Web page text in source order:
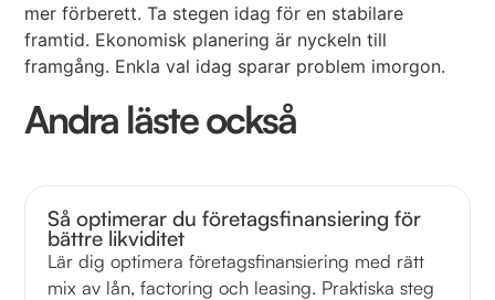
mer förberett. Ta stegen idag för en stabilare
framtid. Ekonomisk planering är nyckeln till
framgång. Enkla val idag sparar problem imorgon.
Andra läste också
Så optimerar du företagsfinansiering för
bättre likviditet
Lär dig optimera företagsfinansiering med rätt
mix av lån, factoring och leasing. Praktiska steg